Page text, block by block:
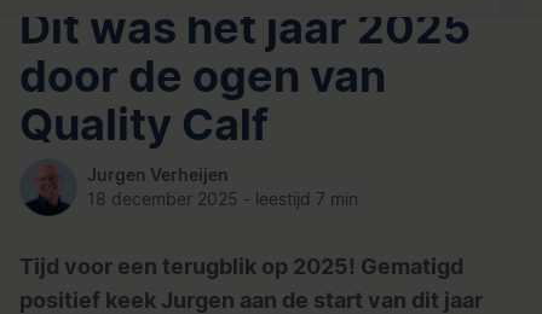
Dit was het jaar 2025
door de ogen van
Quality Calf
Jurgen Verheijen
18 december 2025 - leestijd 7 min
Tijd voor een terugblik op 2025! Gematigd
positief keek Jurgen aan de start van dit jaar